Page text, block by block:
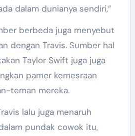
dalam dunianya sendiri,”
berbeda juga menyebut
dengan Travis. Sumber hal
Taylor Swift juga juga
pamer kemesraan
teman mereka.
lalu juga menaruh
pundak cowok itu,